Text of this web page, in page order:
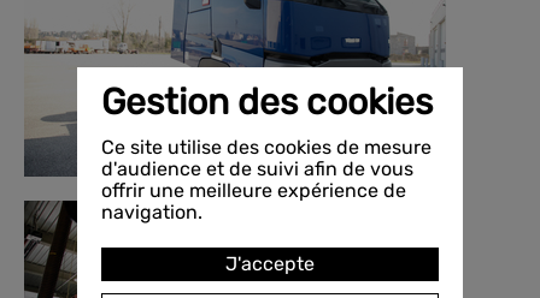
Gestion des cookies
Ce site utilise des cookies de mesure
d'audience et de suivi afin de vous
offrir une meilleure expérience de
navigation.
J'accepte